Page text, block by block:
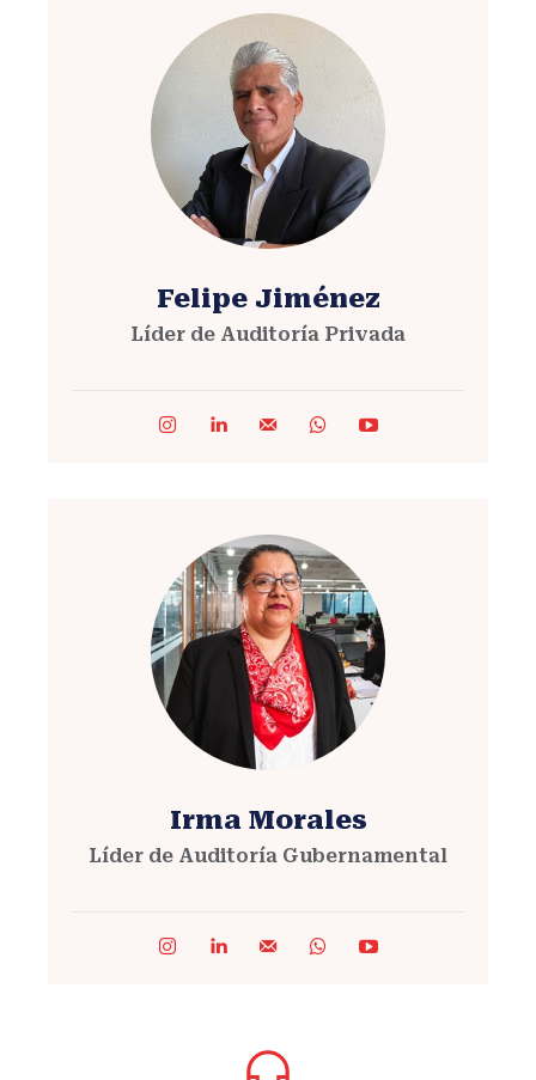
Felipe Jiménez
Líder de Auditoría Privada
Irma Morales
Líder de Auditoría Gubernamental